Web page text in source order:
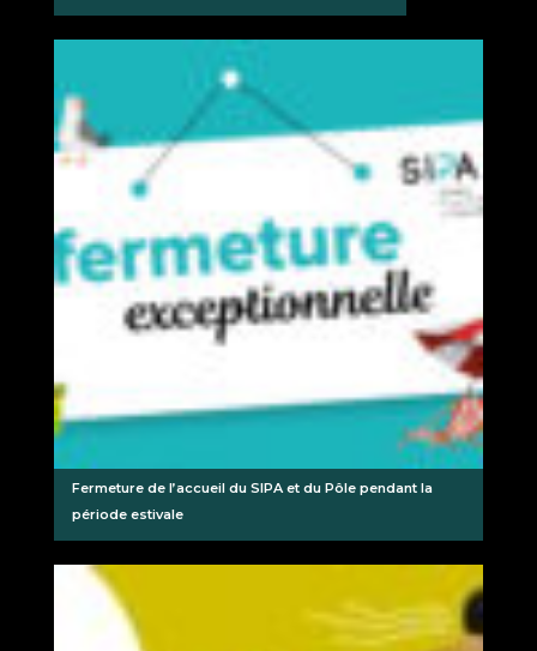
Fermeture de l’accueil du SIPA et du Pôle pendant la
période estivale